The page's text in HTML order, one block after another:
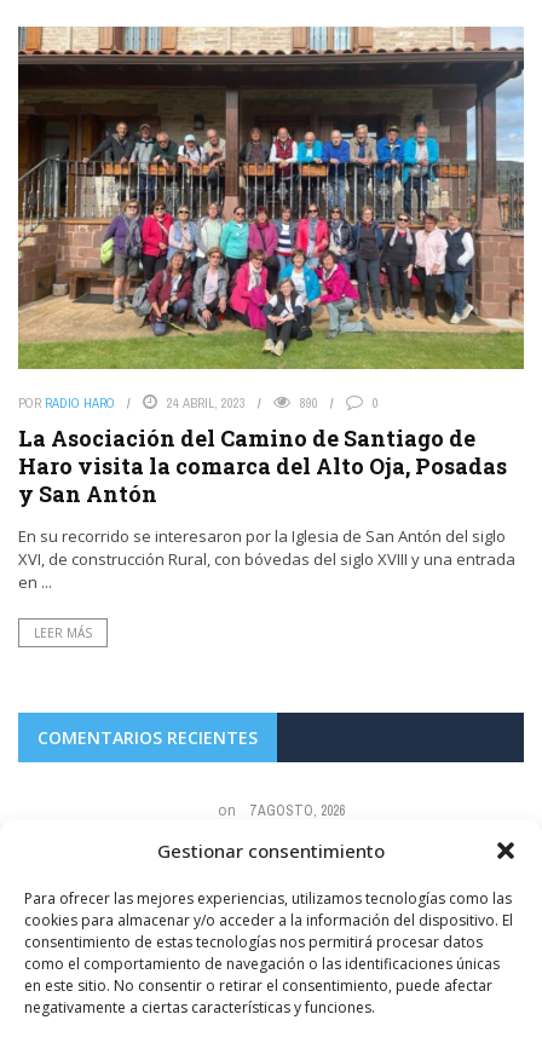
Gestionar consentimiento
Para ofrecer las mejores experiencias, utilizamos tecnologías como las
cookies para almacenar y/o acceder a la información del dispositivo. El
consentimiento de estas tecnologías nos permitirá procesar datos
como el comportamiento de navegación o las identificaciones únicas
en este sitio. No consentir o retirar el consentimiento, puede afectar
negativamente a ciertas características y funciones.
POR RADIO HARO 24 ABRIL, 2023 890 0
La Asociación del Camino de Santiago de
Haro visita la comarca del Alto Oja, Posadas
y San Antón
En su recorrido se interesaron por la Iglesia de San Antón del siglo
XVI, de construcción Rural, con bóvedas del siglo XVIII y una entrada
en ...
LEER MÁS
COMENTARIOS RECIENTES
on 7 AGOSTO, 2026
Los niños molestos,gritones y maleducados están prohibidos también. En
esa foto se observa mas basura que colillas.
FOTODENUNCIAS | Fumar no es güay